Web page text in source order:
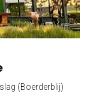
(Boerderblij)